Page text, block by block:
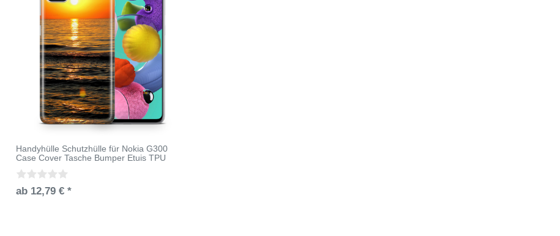
Handyhülle Schutzhülle für Nokia G300
Case Cover Tasche Bumper Etuis TPU
ab 12,79 € *